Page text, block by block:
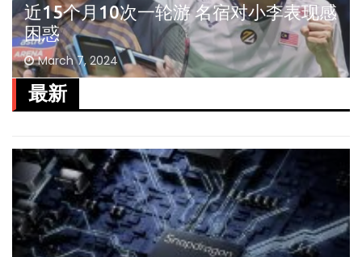
近15个月10次一轮游 名宿对小李表现感
困惑
March 7, 2024
最新